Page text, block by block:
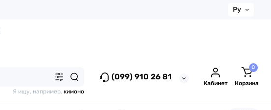
Ру
(099) 910 26 81
Я ищу, например, кимоно
Кабинет
0
Корзина